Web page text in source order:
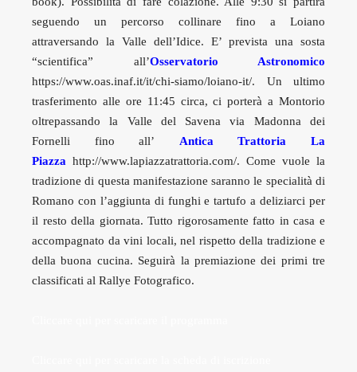
seguendo un percorso collinare fino a Loiano
attraversando la Valle dell’Idice. E’ prevista una sosta
“scientifica” all’Osservatorio Astronomico
https://www.oas.inaf.it/it/chi-siamo/loiano-it/. Un ultimo
trasferimento alle ore 11:45 circa, ci porterà a Montorio
oltrepassando la Valle del Savena via Madonna dei
Fornelli fino all’ Antica Trattoria La
Piazza http://www.lapiazzatrattoria.com/. Come vuole la
tradizione di questa manifestazione saranno le specialità di
Romano con l’aggiunta di funghi e tartufo a deliziarci per
il resto della giornata. Tutto rigorosamente fatto in casa e
accompagnato da vini locali, nel rispetto della tradizione e
della buona cucina. Seguirà la premiazione dei primi tre
classificati al Rallye Fotografico.